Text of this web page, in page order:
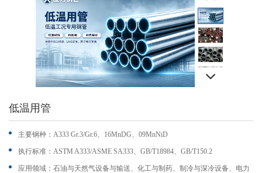
低温用管
主要钢种：A333 Gr.3/Gr.6、16MnDG、09MnNiD
执行标准：ASTM A333/ASME SA333、GB/T18984、 GB/T150.2
应用领域：石油与天然气设备与输送、化工与制药、制冷与深冷设备、电力